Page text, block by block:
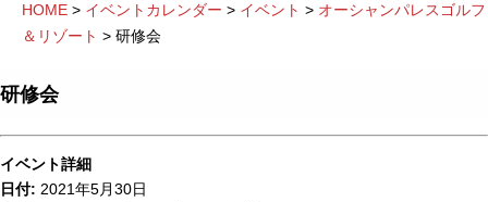
HOME > イベントカレンダー > イベント > オーシャンパレスゴルフ
＆リゾート > 研修会
研修会
イベント詳細
日付: 2021年5月30日